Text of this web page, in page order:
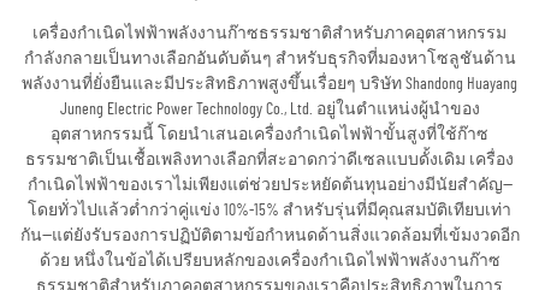
เครื่องกำเนิดไฟฟ้าพลังงานก๊าซธรรมชาติสำหรับภาคอุตสาหกรรม
กำลังกลายเป็นทางเลือกอันดับต้นๆ สำหรับธุรกิจที่มองหาโซลูชันด้าน
พลังงานที่ยั่งยืนและมีประสิทธิภาพสูงขึ้นเรื่อยๆ บริษัท Shandong Huayang
Juneng Electric Power Technology Co., Ltd. อยู่ในตำแหน่งผู้นำของ
อุตสาหกรรมนี้ โดยนำเสนอเครื่องกำเนิดไฟฟ้าขั้นสูงที่ใช้ก๊าซ
ธรรมชาติเป็นเชื้อเพลิงทางเลือกที่สะอาดกว่าดีเซลแบบดั้งเดิม เครื่อง
กำเนิดไฟฟ้าของเราไม่เพียงแต่ช่วยประหยัดต้นทุนอย่างมีนัยสำคัญ—
โดยทั่วไปแล้วต่ำกว่าคู่แข่ง 10%-15% สำหรับรุ่นที่มีคุณสมบัติเทียบเท่า
กัน—แต่ยังรับรองการปฏิบัติตามข้อกำหนดด้านสิ่งแวดล้อมที่เข้มงวดอีก
ด้วย หนึ่งในข้อได้เปรียบหลักของเครื่องกำเนิดไฟฟ้าพลังงานก๊าซ
ธรรมชาติสำหรับภาคอุตสาหกรรมของเราคือประสิทธิภาพในการ